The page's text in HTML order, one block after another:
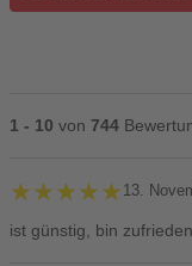
1 - 10 von 744
★★★★★
★★★★★ 13.
ist günstig, bin zufrieden